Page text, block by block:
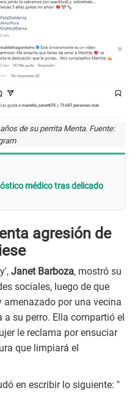
de su perrita Menta. Fuente:
médico tras delicado
agresión de
Janet Barboza, mostró su
sociales, luego de que
amenazado por una vecina
su perro. Ella compartió el
le reclama por ensuciar
que limpiará el
en escribir lo siguiente: "